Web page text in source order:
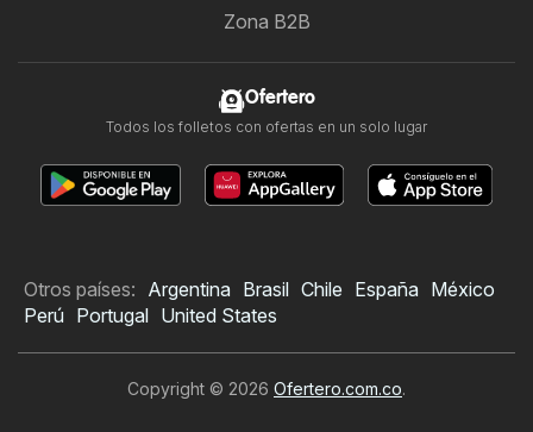
Zona B2B
Ofertero
Todos los folletos con ofertas en un solo lugar
Otros países: Argentina Brasil Chile España México
Perú Portugal United States
Copyright © 2026 Ofertero.com.co.